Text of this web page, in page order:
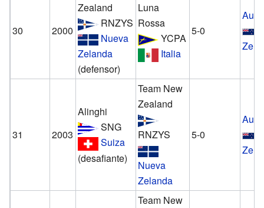
30 2000
Zealand
RNZYS
Nueva
Zelanda
(defensor)
Luna
Rossa
YCPA
Italia
5-0
31 2003
Alinghi
SNG
Suiza
(desafiante)
Team New
Zealand
RNZYS
Nueva
Zelanda
5-0
Team New